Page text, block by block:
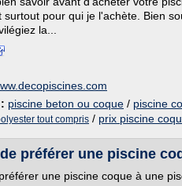
surtout pour qui je l'achète. Bien
la...
piscine beton ou coque / piscine
tout compris / prix piscine
préférer une piscine
une piscine coque à une